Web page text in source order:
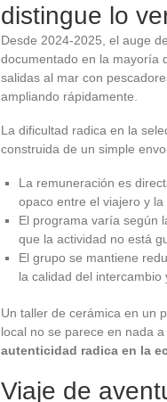
distingue lo
Desde 2024-2025, el auge
documentado en la mayoría
salidas al mar con
ampliando rápidamente.
La dificultad radica en la
construida de un simple
La remuneración es
opaco entre el viajero y
El programa varía según
que la actividad no está
El grupo se mantiene
la calidad del intercambio
Un taller de cerámica en un
local no se parece en nada
autenticidad radica en la
Viaje de